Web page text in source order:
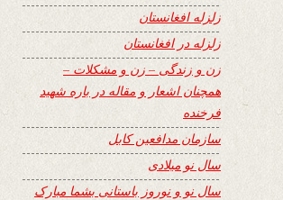
زلزله افغانستان
زلزله در افغانستان
زن و زندگی – زن و مشکلات –
همچنان اشعار و مقاله در باره شهید
فرخنده
سازمان مدافعین کابل
سال نو میلادی
سال نو و نوروز باستانی بشما مبارک